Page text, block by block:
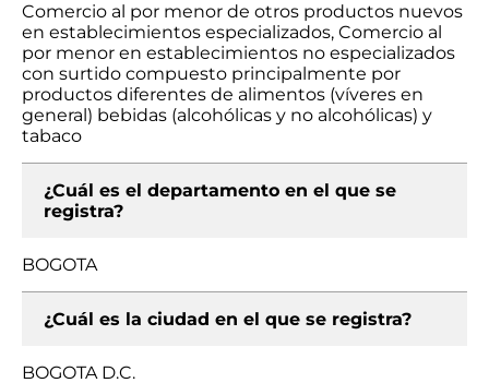
Comercio al por menor de otros productos nuevos
en establecimientos especializados, Comercio al
por menor en establecimientos no especializados
con surtido compuesto principalmente por
productos diferentes de alimentos (víveres en
general) bebidas (alcohólicas y no alcohólicas) y
tabaco
¿Cuál es el departamento en el que se
registra?
BOGOTA
¿Cuál es la ciudad en el que se registra?
BOGOTA D.C.